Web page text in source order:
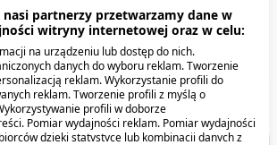
partnerzy przetwarzamy dane w
witryny internetowej oraz w celu:
na urządzeniu lub dostęp do nich.
danych do wyboru reklam. Tworzenie
reklam. Wykorzystanie profili do
reklam. Tworzenie profili z myślą o
profili w doborze
Pomiar wydajności reklam. Pomiar wydajności
dzięki statystyce lub kombinacji danych z